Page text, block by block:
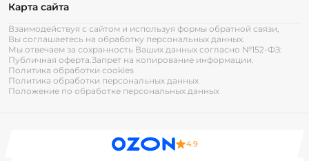
Карта сайта
Взаимодействуя с сайтом и используя формы обратной связи,
Вы соглашаетесь на обработку персональных данных.
Мы отвечаем за сохранность Ваших данных согласно №152-ФЗ:
Публичная оферта.Запрет на копирование информации.
Политика обработки cookies
Политика обработки персональных данных
Положение по обработке персональных данных
4.9